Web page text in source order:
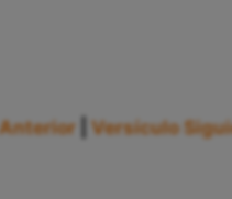
Versículo